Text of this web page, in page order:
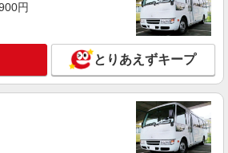
円
とりあえずキープ